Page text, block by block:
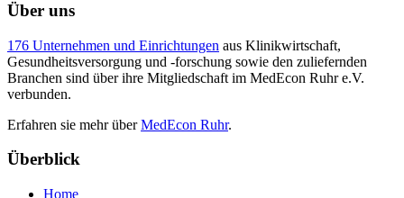
Über uns
176 Unternehmen und Einrichtungen aus Klinikwirtschaft,
Gesundheitsversorgung und -forschung sowie den zuliefernden
Branchen sind über ihre Mitgliedschaft im MedEcon Ruhr e.V.
verbunden.
Erfahren sie mehr überMedEcon Ruhr.
Überblick
Home